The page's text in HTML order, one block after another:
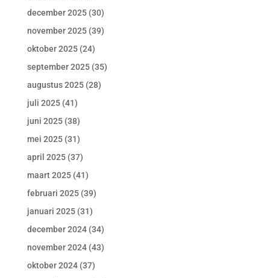
december 2025(30)
november 2025(39)
oktober 2025(24)
september 2025(35)
augustus 2025(28)
juli 2025(41)
juni 2025(38)
mei 2025(31)
april 2025(37)
maart 2025(41)
februari 2025(39)
januari 2025(31)
december 2024(34)
november 2024(43)
oktober 2024(37)